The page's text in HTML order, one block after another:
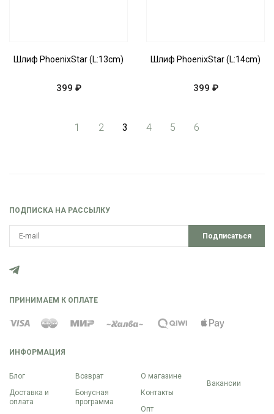
Шлиф PhoenixStar (L:13cm)
399 ₽
Шлиф PhoenixStar (L:14cm)
399 ₽
1 2 3 4 5 6
ИНФОРМАЦИЯ
Блог
Доставка и
оплата
Возврат
Бонусная
программа
О магазине
Контакты
Опт
Вакансии
ПОДПИСКА НА РАССЫЛКУ
Подписаться
ПРИНИМАЕМ К ОПЛАТЕ